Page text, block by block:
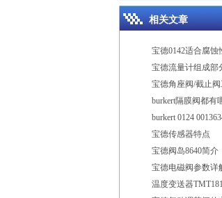
相关文章
宝德0142适合腐蚀
宝德流量计组成部
宝德角座阀/截止
burkert隔膜阀都有
burkert 0124
宝德传感器特点
宝德阀岛8640简介
宝德电磁阀参数详
温度变送器